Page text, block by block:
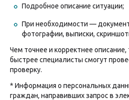
Подробное описание ситуации;
При необходимости —
фотографии, выписки,
Чем точнее и корректнее описание,
быстрее специалисты смогут
проверку.
* Информация о персональных
граждан, направивших запрос в